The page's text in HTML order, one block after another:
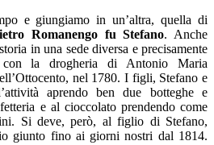
e giungiamo in un’altra, quella di
Romanengo fu Stefano. Anche
in una sede diversa e precisamente
la drogheria di Antonio Maria
nel 1780. I figli, Stefano e
aprendo ben due botteghe e
e al cioccolato prendendo come
Si deve, però, al figlio di Stefano,
giunto fino ai giorni nostri dal 1814.